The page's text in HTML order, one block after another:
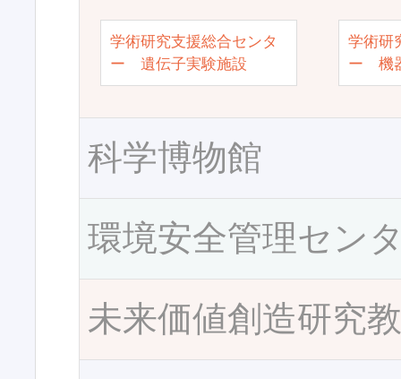
学術研究支援総合センタ
ー 遺伝子実験施設
学術研
ー 機
科学博物館
環境安全管理セン
未来価値創造研究